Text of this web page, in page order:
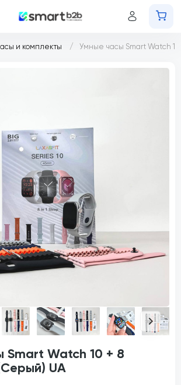
и комплекты Умные часы Smart Watch
Smart Watch 10 + 8
UA